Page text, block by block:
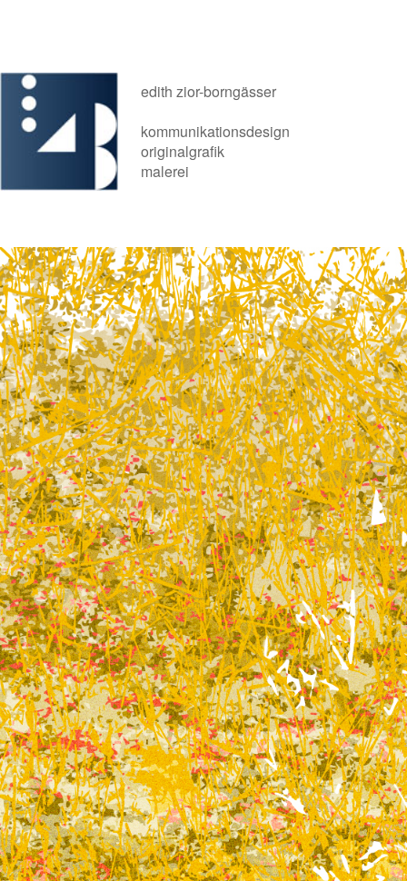
edith zior-borngässer
kommunikationsdesign
originalgrafik
malerei